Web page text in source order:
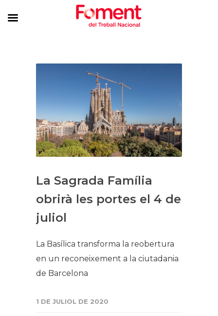
La Sagrada Família
obrirà les portes el 4 de
juliol
La Basílica transforma la reobertura
en un reconeixement a la ciutadania
de Barcelona
1 DE JULIOL DE 2020